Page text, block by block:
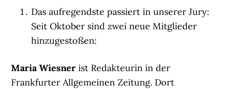
Das aufregendste passiert in unserer Jury:
Seit Oktober sind zwei neue Mitglieder
hinzugestoßen:
Maria Wiesner ist Redakteurin in der
Frankfurter Allgemeinen Zeitung. Dort